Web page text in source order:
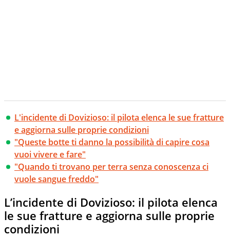
L'incidente di Dovizioso: il pilota elenca le sue fratture
e aggiorna sulle proprie condizioni
"Queste botte ti danno la possibilità di capire cosa
vuoi vivere e fare"
"Quando ti trovano per terra senza conoscenza ci
vuole sangue freddo"
L’incidente di Dovizioso: il pilota elenca
le sue fratture e aggiorna sulle proprie
condizioni